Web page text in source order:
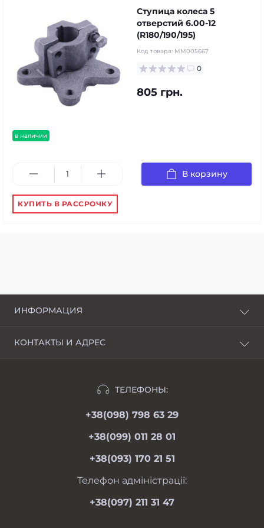
в наличии
Ступица колеса 5
отверстий 6.00-12
(R180/190/195)
Код товара: MM005667
0
805 грн.
В корзину
КУПИТЬ В РАССРОЧКУ
ИНФОРМАЦИЯ
Связаться с нами
КОНТАКТЫ И АДРЕС
ТЕЛЕФОНЫ:
+38(098) 798 63 29
+38(099) 011 28 01
+38(093) 170 21 51
Телефон адміністрації:
+38(097) 211 31 47